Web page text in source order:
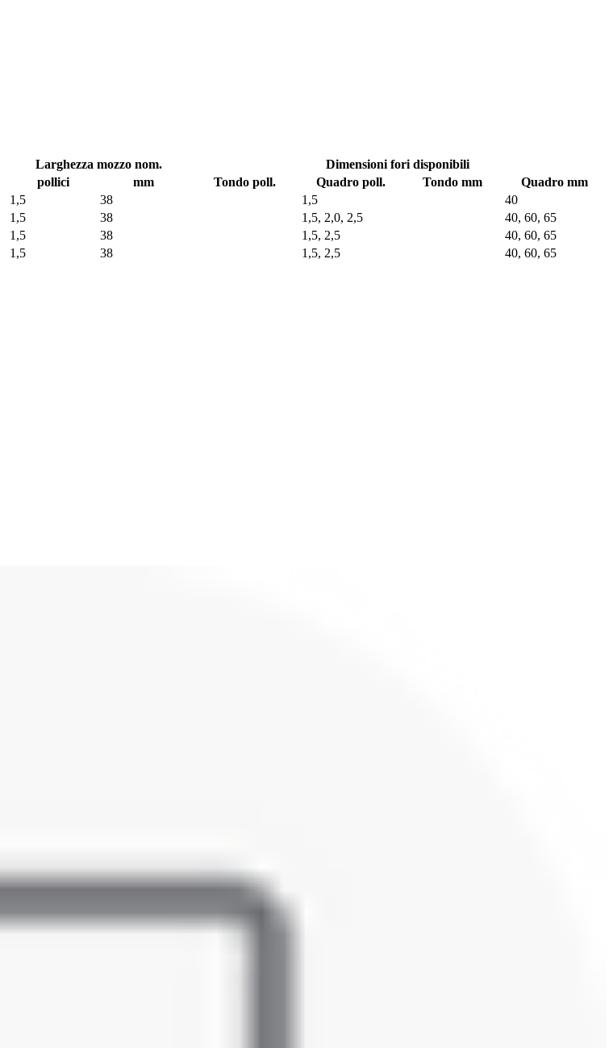
Larghezza mozzo nom.
Dimensioni fori disponibili
pollici mm Tondo poll. Quadro poll. Tondo mm
Quadro mm
1,5 38 1,5
40
1,5 38 1,5, 2,0, 2,5
40, 60, 65
1,5 38 1,5, 2,5
40, 60, 65
1,5 38 1,5, 2,5 40, 60, 65